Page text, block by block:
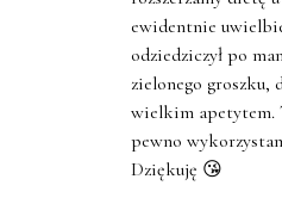
ewidentnie
odziedziczył po
zielonego groszku,
wielkim apetytem.
pewno
Dziękuję 😘